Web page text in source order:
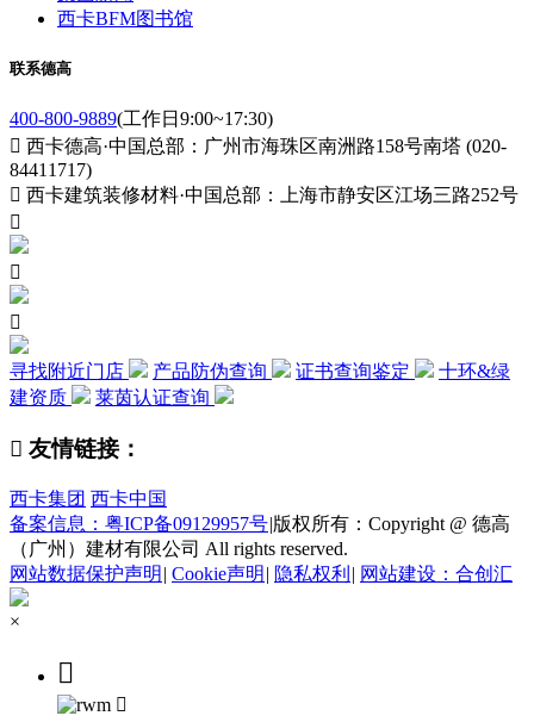
西卡BFM图书馆
联系德高
400-800-9889(工作日9:00~17:30)
 西卡德高·中国总部：广州市海珠区南洲路158号南塔 (020-
84411717)
 西卡建筑装修材料·中国总部：上海市静安区江场三路252号



寻找附近门店 产品防伪查询 证书查询鉴定
十环&绿
建资质
莱茵认证查询
 友情链接：
西卡集团 西卡中国
备案信息：粤ICP备09129957号|版权所有：Copyright @ 德高
（广州）建材有限公司 All rights reserved.
网站数据保护声明 | Cookie声明 | 隐私权利 | 网站建设：合创汇
×

